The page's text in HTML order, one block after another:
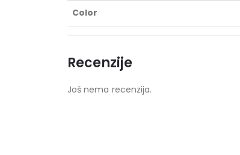
Color
Recenzije
Još nema recenzija.